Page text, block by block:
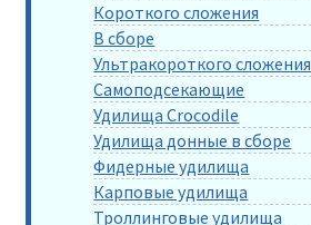
Короткого сложения
В сборе
Ультракороткого сложения
Самоподсекающие
Удилища Crocodile
Удилища донные в сборе
Фидерные удилища
Карповые удилища
Троллинговые удилища